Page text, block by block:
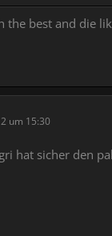
the best and die
um 15:30
hat sicher den